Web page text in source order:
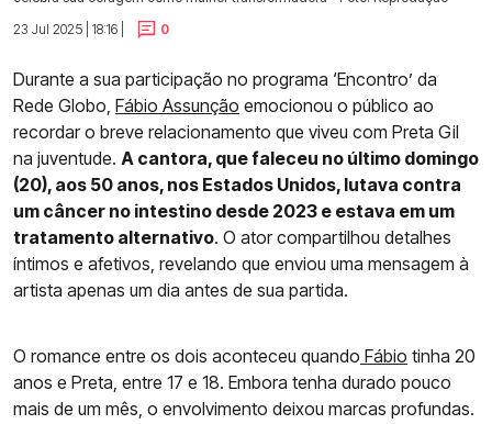
23 Jul 2025 | 18:16 |
0
Durante a sua participação no programa ‘Encontro’ da
Rede Globo, Fábio Assunção emocionou o público ao
recordar o breve relacionamento que viveu com Preta Gil
na juventude. A cantora, que faleceu no último domingo
(20), aos 50 anos, nos Estados Unidos, lutava contra
um câncer no intestino desde 2023 e estava em um
tratamento alternativo. O ator compartilhou detalhes
íntimos e afetivos, revelando que enviou uma mensagem à
artista apenas um dia antes de sua partida.
O romance entre os dois aconteceu quando Fábio tinha 20
anos e Preta, entre 17 e 18. Embora tenha durado pouco
mais de um mês, o envolvimento deixou marcas profundas.